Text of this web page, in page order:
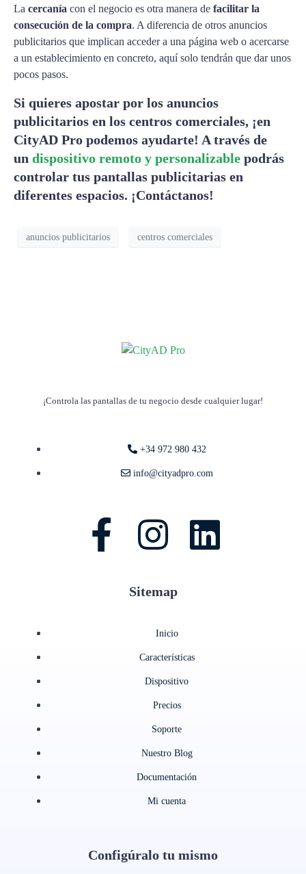
La cercanía con el negocio es otra manera de facilitar la
consecución de la compra. A diferencia de otros anuncios
publicitarios que implican acceder a una página web o acercarse
a un establecimiento en concreto, aquí solo tendrán que dar unos
pocos pasos.
Si quieres apostar por los anuncios
publicitarios en los centros comerciales, ¡en
CityAD Pro podemos ayudarte! A través de
un dispositivo remoto y personalizable podrás
controlar tus pantallas publicitarias en
diferentes espacios. ¡Contáctanos!
anuncios publicitarios centros comerciales
¡Controla las pantallas de tu negocio desde cualquier lugar!
+34 972 980 432
info@cityadpro.com
Sitemap
Inicio
Características
Dispositivo
Precios
Soporte
Nuestro Blog
Documentación
Mi cuenta
Configúralo tu mismo